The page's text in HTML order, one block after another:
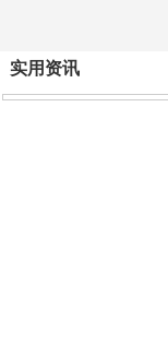
实用资讯